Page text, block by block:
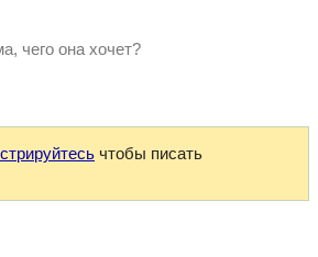
чего она хочет?
чтобы писать